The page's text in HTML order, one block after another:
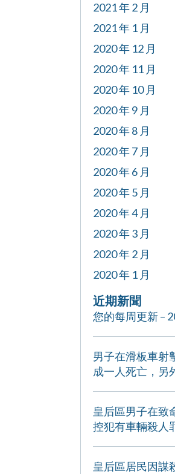
2021 年 2 月
2021 年 1 月
2020 年 12 月
2020 年 11 月
2020 年 10 月
2020 年 9 月
2020 年 8 月
2020 年 7 月
2020 年 6 月
2020 年 5 月
2020 年 4 月
2020 年 3 月
2020 年 2 月
2020 年 1 月
近期新聞
您的每周更新 –
男子在滑板車射
成一人死亡，另
皇后區男子在致
控犯有車輛殺人
皇后區居民因謀